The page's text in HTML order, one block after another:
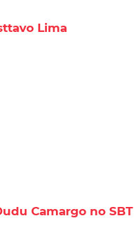
Lima
Camargo no SBT